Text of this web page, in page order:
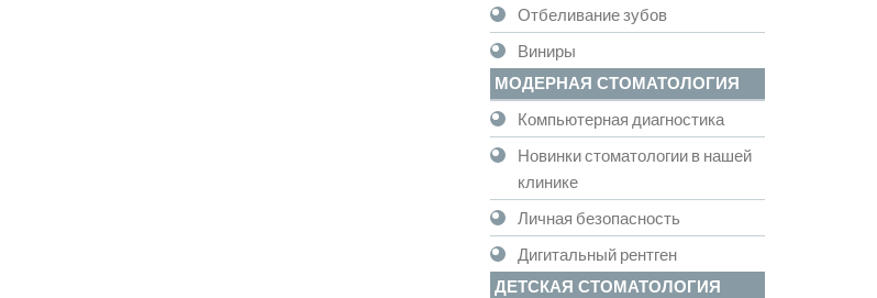
Отбеливание зубов
Виниры
МОДЕРНАЯ СТОМАТОЛОГИЯ
Компьютерная диагностика
Новинки стоматологии в нашей
клинике
Личная безопасность
Дигитальный рентген
ДЕТСКАЯ СТОМАТОЛОГИЯ